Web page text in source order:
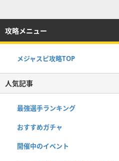
攻略メニュー
メジャスピ攻略TOP
人気記事
最強選手ランキング
おすすめガチャ
開催中のイベント